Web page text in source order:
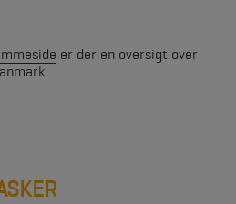
er der en oversigt over